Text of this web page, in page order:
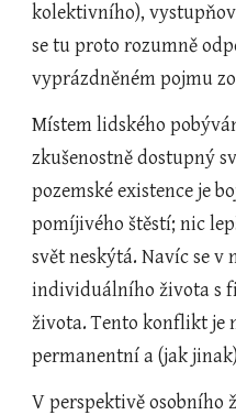
kolektivního),
se tu proto rozumně
vyprázdněném pojmu
Místem lidského
zkušenostně dostupný
pozemské existence je
pomíjivého štěstí; nic
svět neskýtá. Navíc se
individuálního života s
života. Tento konflikt je
permanentní a (jak
V perspektivě osobního